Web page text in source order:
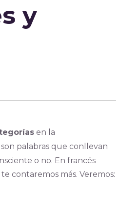
y
en la
palabras que conllevan
o no. En francés
contaremos más. Veremos: